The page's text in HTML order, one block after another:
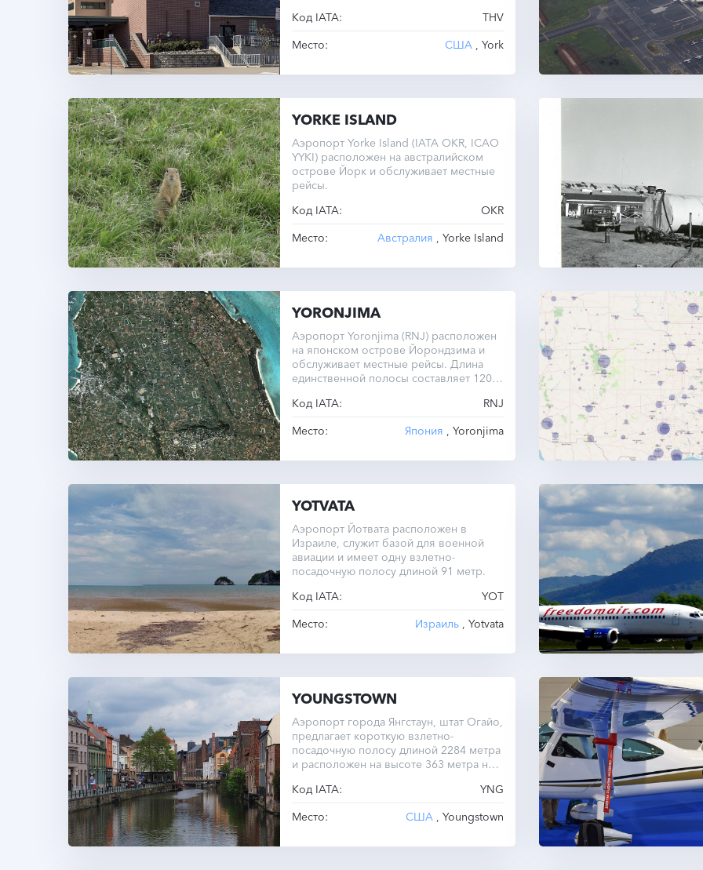
Код IATA:
THV
Место:
США , York
YORKE ISLAND
Аэропорт Yorke Island (IATA OKR, ICAO
YYKI) расположен на австралийском
острове Йорк и обслуживает местные
рейсы.
Код IATA:
OKR
Место:
Австралия , Yorke Island
YORONJIMA
Аэропорт Yoronjima (RNJ) расположен
на японском острове Йорондзима и
обслуживает местные рейсы. Длина
единственной полосы составляет 1201
Код IATA:
RNJ
Место:
Япония , Yoronjima
YOTVATA
Аэропорт Йотвата расположен в
Израиле, служит базой для военной
авиации и имеет одну взлетно-
посадочную полосу длиной 91 метр.
Код IATA:
YOT
Место:
Израиль , Yotvata
YOUNGSTOWN
Аэропорт города Янгстаун, штат Огайо,
предлагает короткую взлетно-
посадочную полосу длиной 2284 метра
и расположен на высоте 363 метра над
Код IATA:
YNG
Место:
США , Youngstown